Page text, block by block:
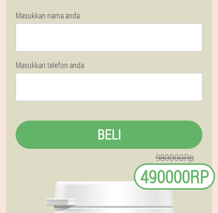
Masukkan nama anda
Masukkan telefon anda
BELI
980000Rp
490000RP